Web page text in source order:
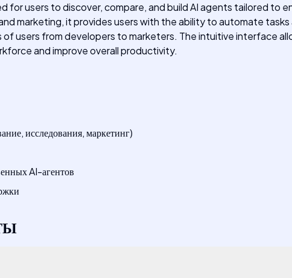
for users to discover, compare, and build AI agents tailored to
marketing, it provides users with the ability to automate
users from developers to marketers. The intuitive interface
and improve overall productivity.
исследования, маркетинг)
AI-агентов